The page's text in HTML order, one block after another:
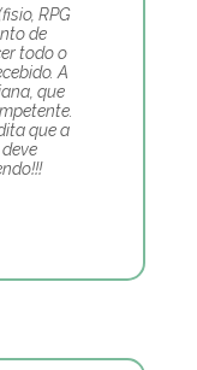
RPG
de
todo o
A
que
que a